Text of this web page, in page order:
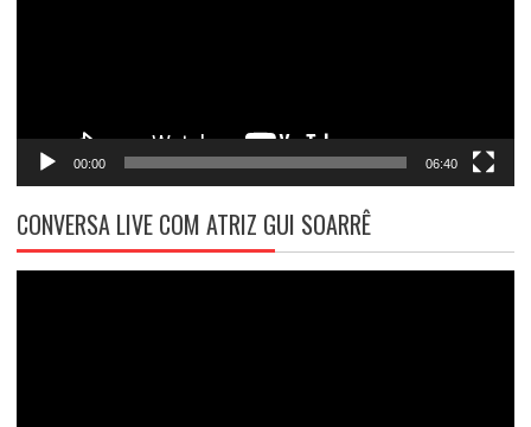
00:00 06:40
CONVERSA LIVE COM ATRIZ GUI SOARRÊ